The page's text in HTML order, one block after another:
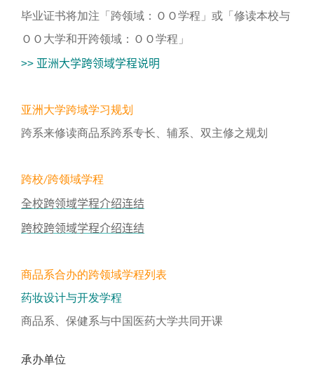
毕业证书将加注「跨领域：ＯＯ学程」或「修读本校与
ＯＯ大学和开跨领域：ＯＯ学程」
>> 亚洲大学跨领域学程说明
亚洲大学跨域学习规划
跨系来修读商品系跨系专长、辅系、双主修之规划
跨校/跨领域学程
全校跨领域学程介绍连结
跨校跨领域学程介绍连结
商品系合办的跨领域学程列表
药妆设计与开发学程
商品系、保健系与中国医药大学共同开课
承办单位